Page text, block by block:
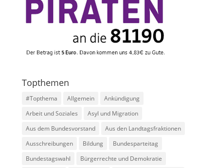
Topthemen
#Topthema Allgemein
Ankündigung
Arbeit und Soziales
Asyl und Migration
Aus dem Bundesvorstand
Aus den Landtagsfraktionen
Ausschreibungen
Bildung
Bundesparteitag
Bundestagswahl
Bürgerrechte und Demokratie